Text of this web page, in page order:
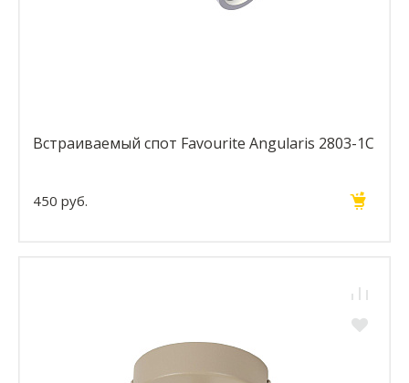
Встраиваемый спот Favourite Angularis 2803-1C
450 руб.